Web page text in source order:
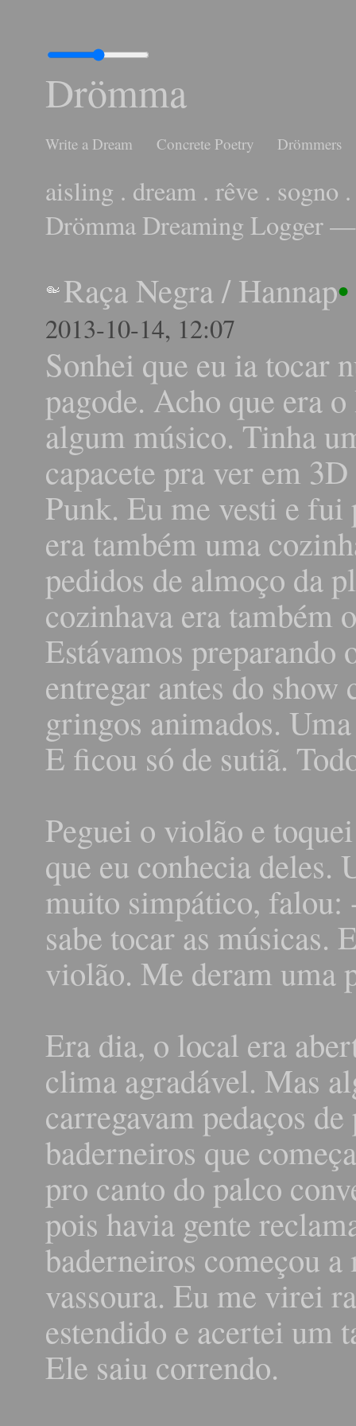
Drömma
Write a Dream Concrete Poetry Drömmers
aisling . dream . rêve . sogno
Drömma Dreaming Logger
Raça Negra/Hannap•
2013-10-14, 12:07
Sonhei que eu ia tocar
pagode. Acho que era
algum músico. Tinha
capacete pra ver em
Punk. Eu me vesti e
era também uma
pedidos de almoço da
cozinhava era também
Estávamos preparando
entregar antes do
gringos animados.
E ficou só de sutiã.
Peguei o violão e
que eu conhecia deles.
muito simpático,
sabe tocar as músicas.
violão. Me deram uma
Era dia, o local era
clima agradável. Mas
carregavam pedaços
baderneiros que
pro canto do palco
pois havia gente
baderneiros começou
vassoura. Eu me virei
estendido e acertei um
Ele saiu correndo.